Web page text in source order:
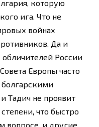
которую
ига. Что не
войнах
Да и
России
Европы часто
болгарскими
Тадич не проявит
что быстро
вопросе, и другие